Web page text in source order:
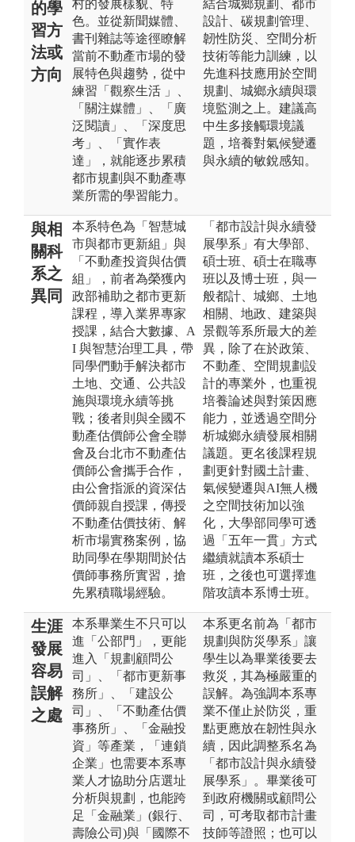
的學
習方
法或
方向
村的發展樣貌、特
色。並從新聞媒體、
書刊雜誌等途徑瞭解
當前不動產市場的發
展特色與趨勢，從中
練習「觀察生活 」、
「關注媒體」、「廣
泛閱讀」、「深度思
考」、「實作表
達」，就能逐步累積
都市規劃與不動產專
業所需的學習能力。
結合城鄉規劃、都市
設計、碳規劃管理、
韌性防災、空間分析
技術等能力訓練，以
先進科技應用於空間
規劃、城鄉永續與環
境監測之上。建議高
中生多接觸環境議
題，培養對氣候變遷
與永續的敏銳感知。
與相
關科
系之
異同
本系特色為「智慧城
市與都市更新組」與
「不動產投資與估價
組」，前者為榮獲內
政部補助之都市更新
課程，導入業界專家
授課，結合大數據、A
I 與智慧治理工具，帶
同學們動手解決都市
土地、交通、公共設
施與環境永續等挑
戰；後者則與全國不
動產估價師公會全聯
會及台北市不動產估
價師公會攜手合作，
由公會指派的資深估
價師親自授課，傳授
不動產估價技術、解
析市場實務案例，協
助同學在學期間於估
價師事務所實習，搶
先累積職場經驗。
「都市設計與永續發
展學系」有大學部、
碩士班、碩士在職專
班以及博士班，與一
般都計、城鄉、土地
相關、地政、建築與
景觀等系所最大的差
異，除了在於政策、
不動產、空間規劃設
計的專業外，也重視
培養論述與對策因應
能力，並透過空間分
析城鄉永續發展相關
議題。更名後課程規
劃更針對國土計畫、
氣候變遷與AI無人機
之空間技術加以強
化，大學部同學可透
過「五年一貫」方式
繼續就讀本系碩士
班，之後也可選擇進
階攻讀本系博士班。
生涯
發展
容易
誤解
之處
本系畢業生不只可以
進「公部門」，更能
進入「規劃顧問公
司」、「都市更新事
務所」、「建設公
司」、「不動產估價
事務所」、「金融投
資」等產業，「連鎖
企業」也需要本系專
業人才協助分店選址
分析與規劃，也能跨
足「金融業」(銀行、
壽險公司)與「國際不
本系更名前為「都市
規劃與防災學系」讓
學生以為畢業後要去
救災，其為極嚴重的
誤解。為強調本系專
業不僅止於防災，重
點更應放在韌性與永
續，因此調整系名為
「都市設計與永續發
展學系」。畢業後可
到政府機關或顧問公
司，可考取都市計畫
技師等證照；也可以